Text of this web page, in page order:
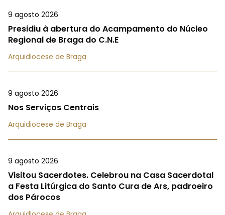
9 agosto 2026
Presidiu à abertura do Acampamento do Núcleo
Regional de Braga do C.N.E
Arquidiocese de Braga
9 agosto 2026
Nos Serviços Centrais
Arquidiocese de Braga
9 agosto 2026
Visitou Sacerdotes. Celebrou na Casa Sacerdotal
a Festa Litúrgica do Santo Cura de Ars, padroeiro
dos Párocos